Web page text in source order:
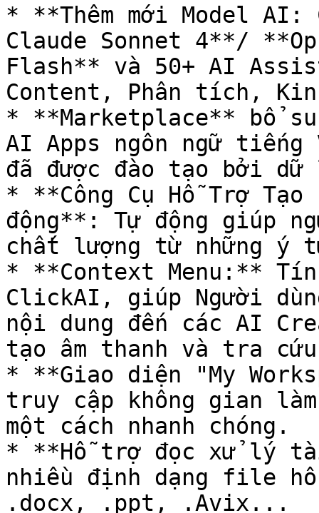
* **Thêm mới Model
Claude Sonnet 4**/
Flash** và 50+ AI
Content, Phân tích,
* **Marketplace** bổ
AI Apps ngôn ngữ
đã được đào tạo bởi
* **Công Cụ Hỗ Trợ Tạo
động**: Tự động giúp
chất lượng từ những ý
* **Context Menu:**
ClickAI, giúp Người
nội dung đến các AI
tạo âm thanh và tra
* **Giao diện "My
truy cập không gian
một cách nhanh chóng.
* **Hỗ trợ đọc xử lý
nhiều định dạng file
.docx, .ppt, .Avix...